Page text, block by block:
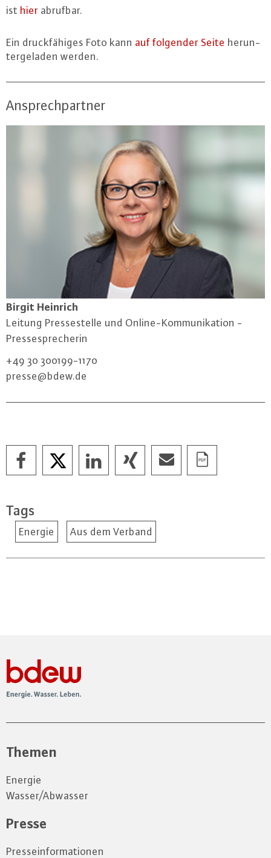
ist hier abrufbar.
Ein druck­fä­hi­ges Foto kann auf folgender Seite her­un­
ter­ge­la­den werden.
Ansprechpartner
Birgit Heinrich
Leitung Pres­se­stel­le und On­line-Kom­mu­ni­ka­ti­on -
Pres­se­spre­che­rin
+49 30 300199-1170
presse@​bdew.​de
Tags
Energie Aus dem Verband
Themen
Energie
Wasser/Abwasser
Presse
Presseinformationen